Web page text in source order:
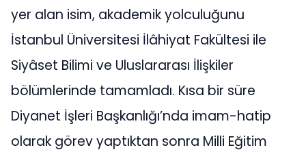
yer alan isim, akademik yolculuğunu
İstanbul Üniversitesi İlâhiyat Fakültesi ile
Siyâset Bilimi ve Uluslararası İlişkiler
bölümlerinde tamamladı. Kısa bir süre
Diyanet İşleri Başkanlığı’nda imam-hatip
olarak görev yaptıktan sonra Milli Eğitim